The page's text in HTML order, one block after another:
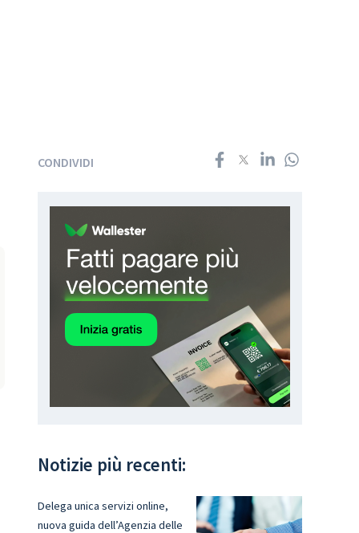
CONDIVIDI
Notizie più recenti:
Delega unica servizi online,
nuova guida dell’Agenzia delle